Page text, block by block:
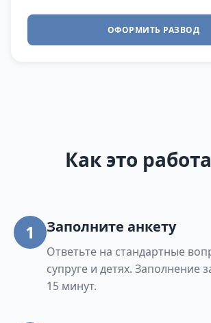
ОФОРМИТЬ РАЗВОД
Как это
1 Заполните анкету
Ответьте на стандартные
супруге и детях. Заполнение
15 минут.